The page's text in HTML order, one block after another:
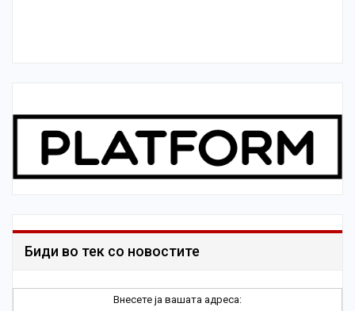
Биди во тек со новостите
Внесете ја вашата адреса: